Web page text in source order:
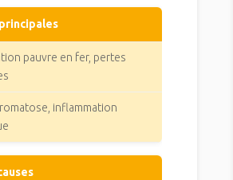
pauvre en fer, pertes
inflammation